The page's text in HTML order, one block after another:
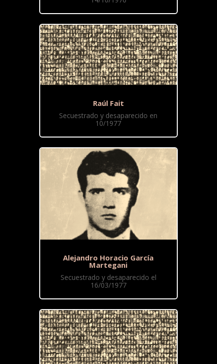
Raúl Fait
Secuestrado y desaparecido en
10/1977
Alejandro Horacio García
Martegani
Secuestrado y desaparecido el
16/03/1977